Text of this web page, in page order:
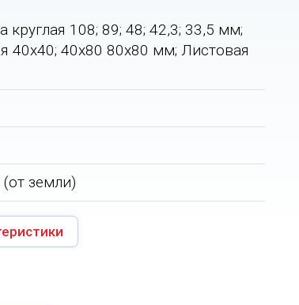
круглая 108; 89; 48; 42,3; 33,5 мм;
40х40; 40х80 80х80 мм; Листовая
земли)